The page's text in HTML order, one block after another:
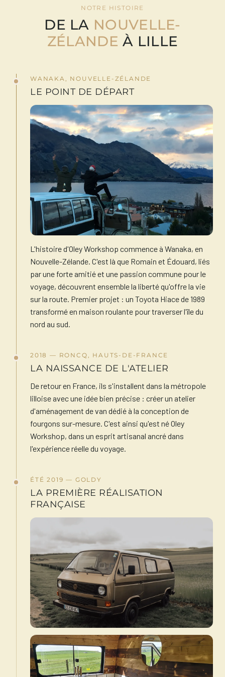
NOTRE HISTOIRE
DE LA NOUVELLE-
ZÉLANDE À LILLE
WANAKA, NOUVELLE-ZÉLANDE
LE POINT DE DÉPART
L'histoire d'Oley Workshop commence à Wanaka, en
Nouvelle-Zélande. C'est là que Romain et Édouard, liés
par une forte amitié et une passion commune pour le
voyage, découvrent ensemble la liberté qu'offre la vie
sur la route. Premier projet : un Toyota Hiace de 1989
transformé en maison roulante pour traverser l'île du
nord au sud.
2018 — RONCQ, HAUTS-DE-FRANCE
LA NAISSANCE DE L'ATELIER
De retour en France, ils s'installent dans la métropole
lilloise avec une idée bien précise : créer un atelier
d'aménagement de van dédié à la conception de
fourgons sur-mesure. C'est ainsi qu'est né Oley
Workshop, dans un esprit artisanal ancré dans
l'expérience réelle du voyage.
ÉTÉ 2019 — GOLDY
LA PREMIÈRE RÉALISATION
FRANÇAISE